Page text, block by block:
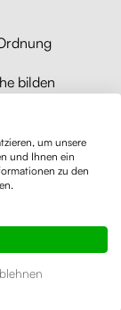
bilden
und
um unsere
und Ihnen ein
zu den